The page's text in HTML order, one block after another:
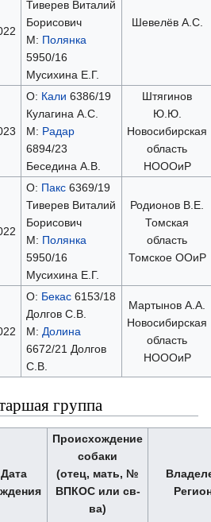
Тиверев Виталий
Борисович
М: Полянка
5950/16
Мусихина Е.Г.
Шевелёв А.С.
О: Кали 6386/19
Кулагина А.С.
М: Радар
6894/23
Беседина А.В.
Штягинов
Ю.Ю.
Новосибирская
область
НОООиР
О: Пакс6369/19
Тиверев Виталий
Борисович
М: Полянка
5950/16
Мусихина Е.Г.
Родионов В.Е.
Томская
область
Томское ООиР
О: Бекас6153/18
Долгов С.В.
М: Долина
6672/21 Долгов
С.В.
Мартынов А.А.
Новосибирская
область
НОООиР
группа
Дата
Происхождение
собаки
(отец, мать, №
ВПКОС или св-
ва)